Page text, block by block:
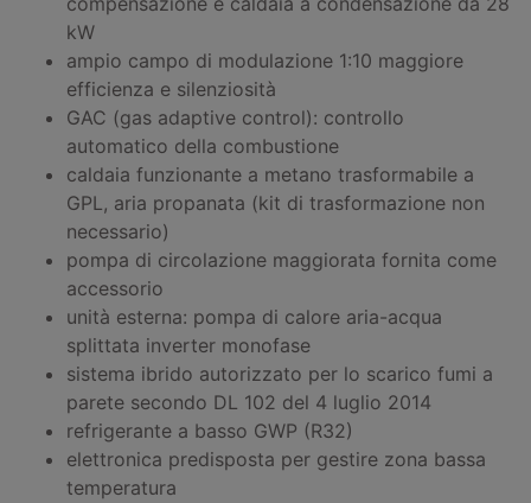
kW
ampio campo di modulazione 1:10 maggiore
efficienza e silenziosità
GAC (gas adaptive control): controllo
automatico della combustione
caldaia funzionante a metano trasformabile a
GPL, aria propanata (kit di trasformazione non
necessario)
pompa di circolazione maggiorata fornita come
accessorio
unità esterna: pompa di calore aria-acqua
splittata inverter monofase
sistema ibrido autorizzato per lo scarico fumi a
parete secondo DL 102 del 4 luglio 2014
refrigerante a basso GWP (R32)
elettronica predisposta per gestire zona bassa
temperatura